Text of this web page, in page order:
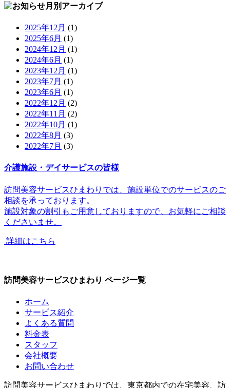
月別アーカイブ
2025年12月 (1)
2025年6月 (1)
2024年12月 (1)
2024年6月 (1)
2023年12月 (1)
2023年7月 (1)
2023年6月 (1)
2022年12月 (2)
2022年11月 (2)
2022年10月 (1)
2022年8月 (3)
2022年7月 (3)
介護施設・デイサービスの皆様
訪問美容サービスひまわりでは、 施設単位でのサービスのご
相談を承っております。
施設対象の割引
もご用意しておりますので、お気軽にご相談
くださいませ。
詳細はこちら
訪問美容サービスひまわり ページ一覧
ホーム
サービス紹介
よくある質問
料金表
スタッフ
会社概要
お問い合わせ
訪問美容サービスひまわりでは、東京都内での在宅美容、訪